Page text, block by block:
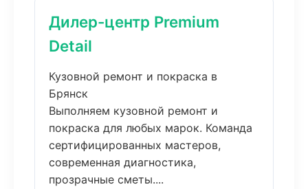
Дилер-центр Premium
Detail
Кузовной ремонт и покраска в
Брянск
Выполняем кузовной ремонт и
покраска для любых марок. Команда
сертифицированных мастеров,
современная диагностика,
прозрачные сметы....